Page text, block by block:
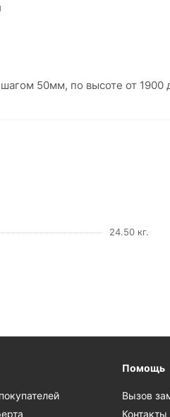
50мм, по высоте от
24.50 кг.
Помощь
Вызов
Контакты